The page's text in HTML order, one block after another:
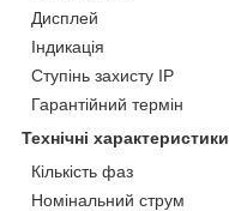
Дисплей
Індикація
Ступінь захисту IP
Гарантійний термін
Технічні характеристики
Кількість фаз
Номінальний струм